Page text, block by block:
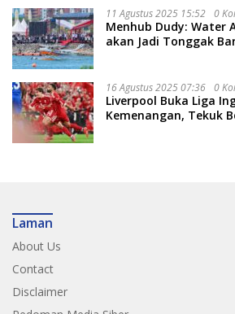
11 Agustus 2025 15:52 0
Menhub Dudy: Water
akan Jadi Tonggak
16 Agustus 2025 07:36 0
Liverpool Buka Liga
Kemenangan, Tekuk
Laman
About Us
Contact
Disclaimer